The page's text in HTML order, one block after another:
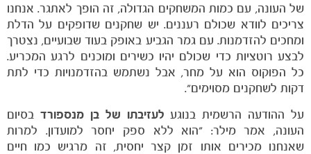
ותוצאות
של העונה, עם כמות המשחקים הגדולה, זה הופך לאתגר. אנחנו
צריכים לוודא שכולם רעננים. יש שחקנים שדופקים על הדלת
ומחכים להזדמנות. עם גמר הגביע באופק בעוד שבועיים, נצטרך
לבצע רוטציות כדי שכולם יהיו כשירים ומוכנים לרגע המכריע.
כל הפוקוס הוא על מחר, אבל נשתמש בהזדמנויות כדי לתת
דקות לשחקנים מסוימים".
על ההודעה הרשמית בנוגע לעזיבתו של בן מנספורד בסיום
העונה, אמר מילר: "הוא ללא ספק יחסר למועדון. למרות
שאנחנו מכירים אותו זמן קצר יחסית, זה מרגיש כמו חיים